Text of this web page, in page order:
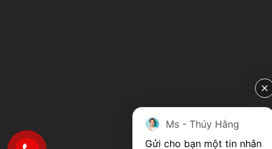
Ms - Thúy Hằng
Gửi cho bạn một tin nhắn